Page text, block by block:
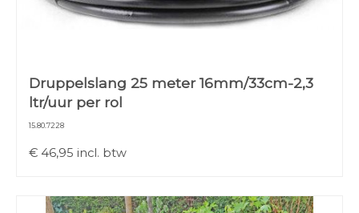
Druppelslang 25 meter 16mm/33cm-2,3
ltr/uur per rol
15.80.7228
€ 46,95 incl. btw